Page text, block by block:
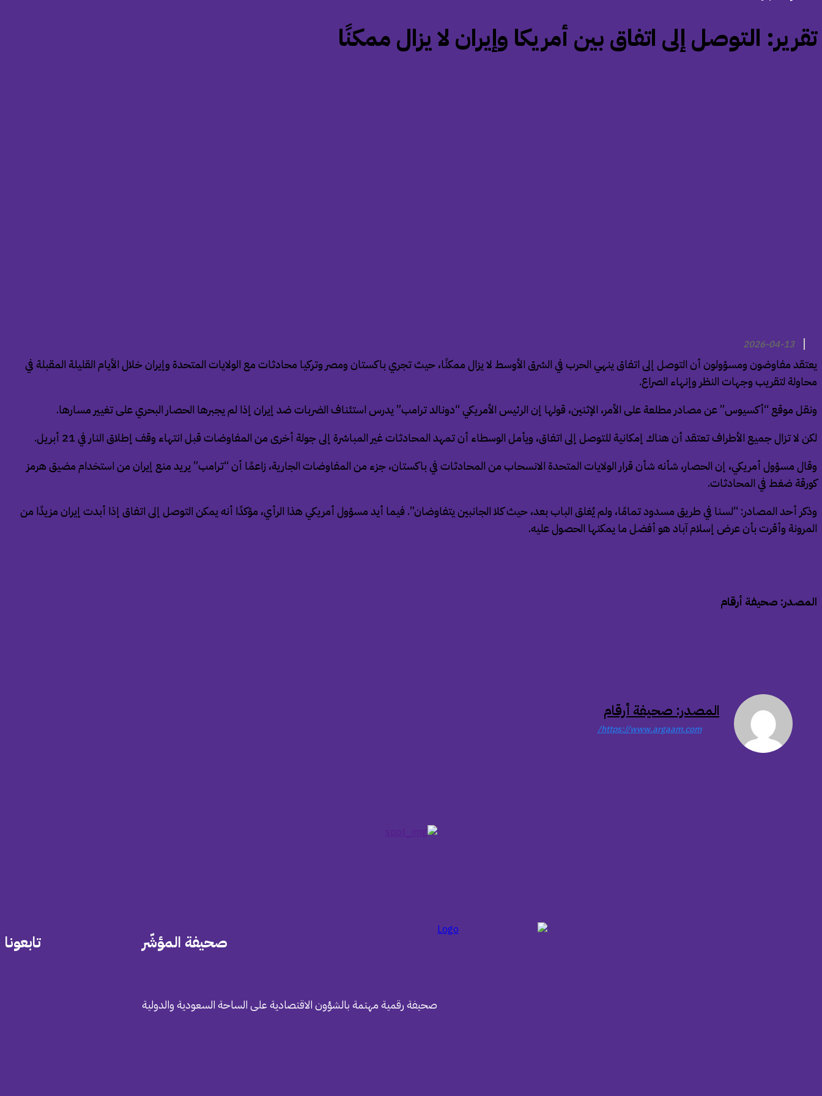
‏تقرير: التوصل إلى اتفاق بين أمريكا وإيران لا يزال ممكنًا
2026-04-13
يعتقد مفاوضون ومسؤولون أن التوصل إلى اتفاق ينهي الحرب في الشرق الأوسط لا يزال ممكنًا، حيث تجري باكستان ومصر وتركيا محادثات مع الولايات المتحدة وإيران خلال الأيام القليلة المقبلة في
محاولة لتقريب وجهات النظر وإنهاء الصراع.
ونقل موقع “أكسيوس” عن مصادر مطلعة على الأمر، الإثنين، قولها إن الرئيس الأمريكي “دونالد ترامب” يدرس استئناف الضربات ضد إيران إذا لم يجبرها الحصار البحري على تغيير مسارها.
لكن لا تزال جميع الأطراف تعتقد أن هناك إمكانية للتوصل إلى اتفاق، ويأمل الوسطاء أن تمهد المحادثات غير المباشرة إلى جولة أخرى من المفاوضات قبل انتهاء وقف إطلاق النار في 21 أبريل.
وقال مسؤول أمريكي، إن الحصار، شأنه شأن قرار الولايات المتحدة الانسحاب من المحادثات في باكستان، جزء من المفاوضات الجارية، زاعمًا أن “ترامب” يريد منع إيران من استخدام مضيق هرمز
كورقة ضغط في المحادثات.
وذكر أحد المصادر: “لسنا في طريق مسدود تمامًا، ولم يُغلق الباب بعد، حيث كلا الجانبين يتفاوضان”. فيما أيد مسؤول أمريكي هذا الرأي، مؤكدًا أنه يمكن التوصل إلى اتفاق إذا أبدت إيران مزيدًا من
المرونة وأقرت بأن عرض إسلام آباد هو أفضل ما يمكنها الحصول عليه.
المصدر: صحيفة أرقام
المصدر: صحيفة أرقام
https://www.argaam.com/
تابعونا صحيفة المؤشّر
صحيفة رقمية مهتمة بالشؤون الاقتصادية على الساحة السعودية والدولية